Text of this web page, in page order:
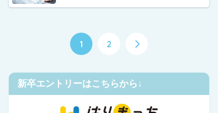
1 2
新卒エントリーはこちらから↓